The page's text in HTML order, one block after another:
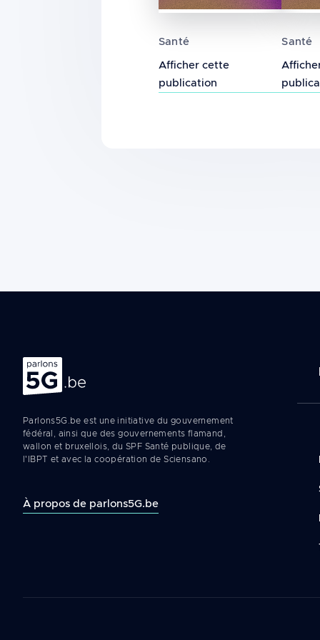
Santé
Afficher cette
publication
Santé
Parlons 5G
Parlons5G.be est une initiative du gouvernement
fédéral, ainsi que des gouvernements flamand,
wallon et bruxellois, du SPF Santé publique, de
l'IBPT et avec la coopération de Sciensano.
À propos de parlons5G.be